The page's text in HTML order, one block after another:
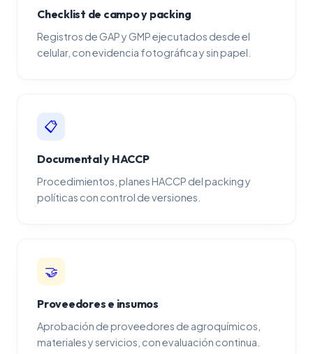
Checklist de campo y packing
Registros de GAP y GMP ejecutados desde el
celular, con evidencia fotográfica y sin papel.
📋
Documental y HACCP
Procedimientos, planes HACCP del packing y
políticas con control de versiones.
🤝
Proveedores e insumos
Aprobación de proveedores de agroquímicos,
materiales y servicios, con evaluación continua.